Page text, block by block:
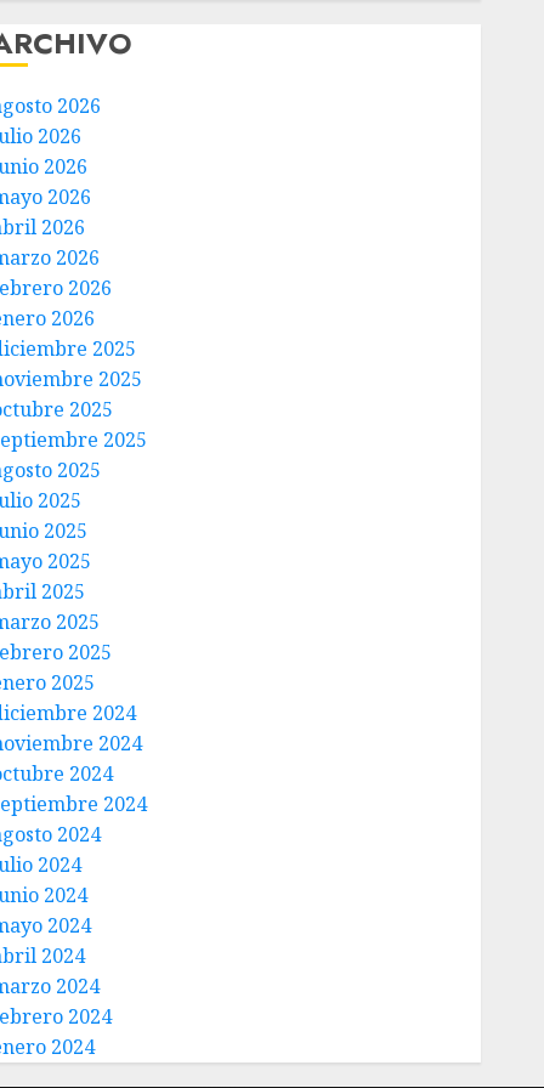
2026
2026
2026
2026
2026
2026
2026
2026
2025
2025
2025
2025
2025
2025
2025
2025
2025
2025
2025
2025
2024
2024
2024
2024
2024
2024
2024
2024
2024
2024
2024
2024